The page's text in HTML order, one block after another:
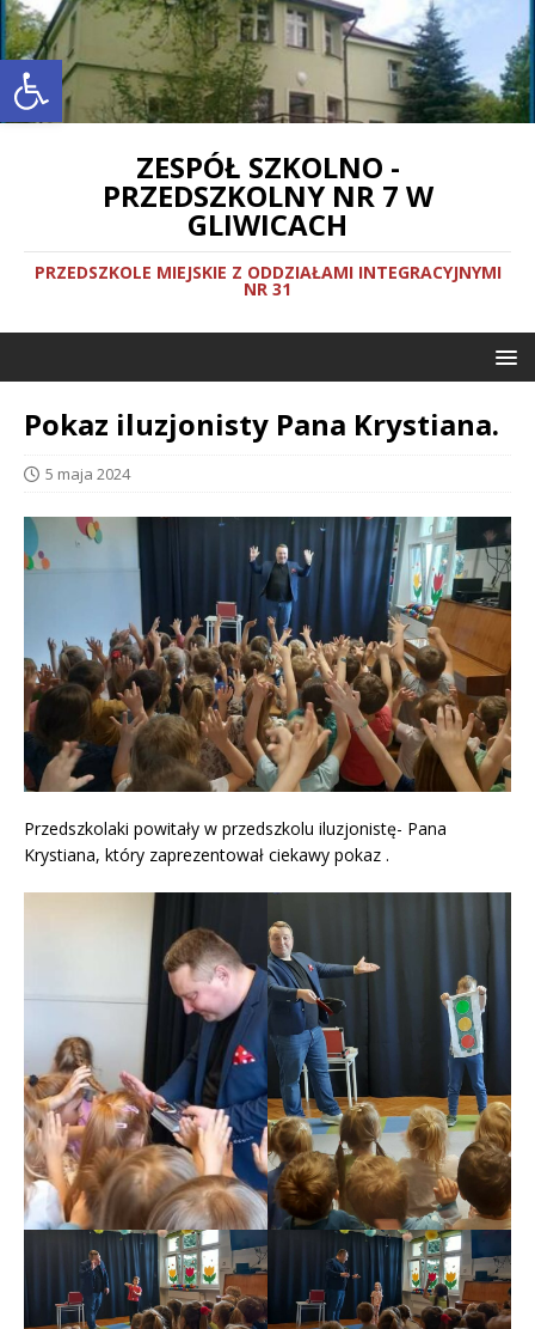
Otwórz pasek narzędzi
ZESPÓŁ SZKOLNO -
PRZEDSZKOLNY NR 7 W
GLIWICACH
PRZEDSZKOLE MIEJSKIE Z ODDZIAŁAMI INTEGRACYJNYMI
NR 31
Pokaz iluzjonisty Pana Krystiana.
5 maja 2024
Przedszkolaki powitały w przedszkolu iluzjonistę- Pana
Krystiana, który zaprezentował ciekawy pokaz .